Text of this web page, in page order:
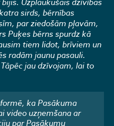
sirds, bērnības
par ziedošām pļavām,
Puķes bērns spurdz kā
tiem lidot, brīviem un
radām jaunu pasauli.
jau dzīvojam, lai to
ka Pasākuma
video uzņemšana ar
par Pasākumu